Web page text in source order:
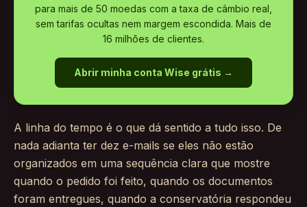
para mais de 50 moedas com a taxa de câmbio real,
sem tarifas ocultas nem margem escondida. Mais de
16 milhões de clientes.
Abrir minha conta Wise grátis →
A linha do tempo é o que dá sentido a tudo isso. De
nada adianta ter dez e-mails se eles não estão
organizados em uma sequência clara que mostre
quando o pedido foi feito, quando os documentos
foram entregues, quando a conservatória respondeu